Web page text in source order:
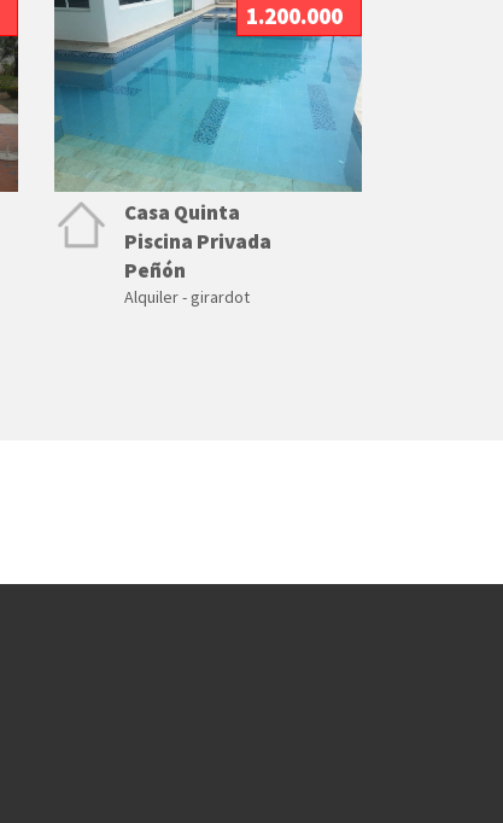
1.200.000
Casa Quinta
Piscina Privada
Peñón
Alquiler - girardot